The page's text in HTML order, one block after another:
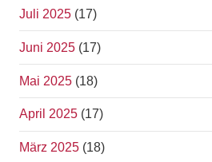
Juli 2025 (17)
Juni 2025 (17)
Mai 2025 (18)
April 2025 (17)
März 2025 (18)